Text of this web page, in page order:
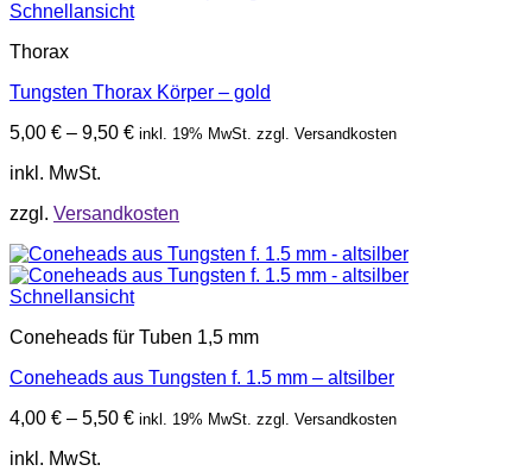
Schnellansicht
Thorax
Tungsten Thorax Körper – gold
5,00 € – 9,50 € inkl. 19% MwSt. zzgl. Versandkosten
inkl. MwSt.
zzgl. Versandkosten
Schnellansicht
Coneheads für Tuben 1,5 mm
Coneheads aus Tungsten f. 1.5 mm – altsilber
4,00 € – 5,50 € inkl. 19% MwSt. zzgl. Versandkosten
inkl. MwSt.